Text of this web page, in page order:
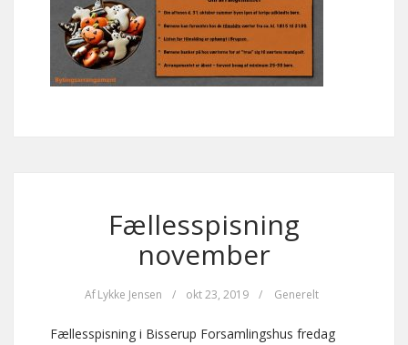
Fællesspisning
november
AfLykke Jensen / okt 23, 2019 / Generelt
Fællesspisning i Bisserup Forsamlingshus fredag